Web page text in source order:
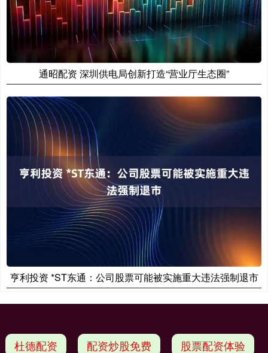
通昭配资 深圳供电局创新打造“营业厅生态圈”
亨利投资 *ST东通：公司股票可能被实施重大违法强制退市
杜德配资 配资炒股免费 股票配资体验